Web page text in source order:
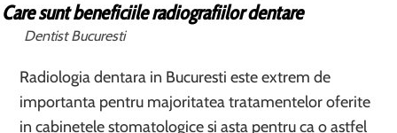
Care sunt beneficiile radiografiilor dentare
Dentist Bucuresti
Radiologia dentara in Bucuresti este extrem de
importanta pentru majoritatea tratamentelor oferite
in cabinetele stomatologice si asta pentru ca o astfel